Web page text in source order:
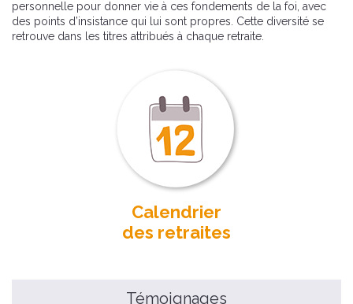
personnelle pour donner vie à ces fondements de la foi, avec
des points d’insistance qui lui sont propres. Cette diversité se
retrouve dans les titres attribués à chaque retraite.
Calendrier
des retraites
Témoignages